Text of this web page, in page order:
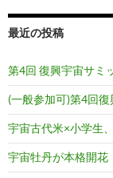
最近の投稿
第4回 復興宇宙サミ
(一般参加可)第4回
宇宙古代米×小学生
宇宙牡丹が本格開